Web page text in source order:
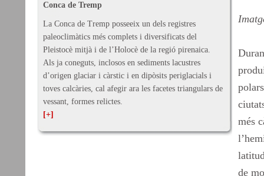
Conca de Tremp
La Conca de Tremp posseeix un dels registres
paleoclimàtics més complets i diversificats del
Pleistocè mitjà i de l’Holocè de la regió pirenaica.
Als ja coneguts, inclosos en sediments lacustres
d’origen glaciar i càrstic i en dipòsits periglacials i
toves calcàries, cal afegir ara les facetes triangulars de
vessant, formes relictes.
[+]
més
de